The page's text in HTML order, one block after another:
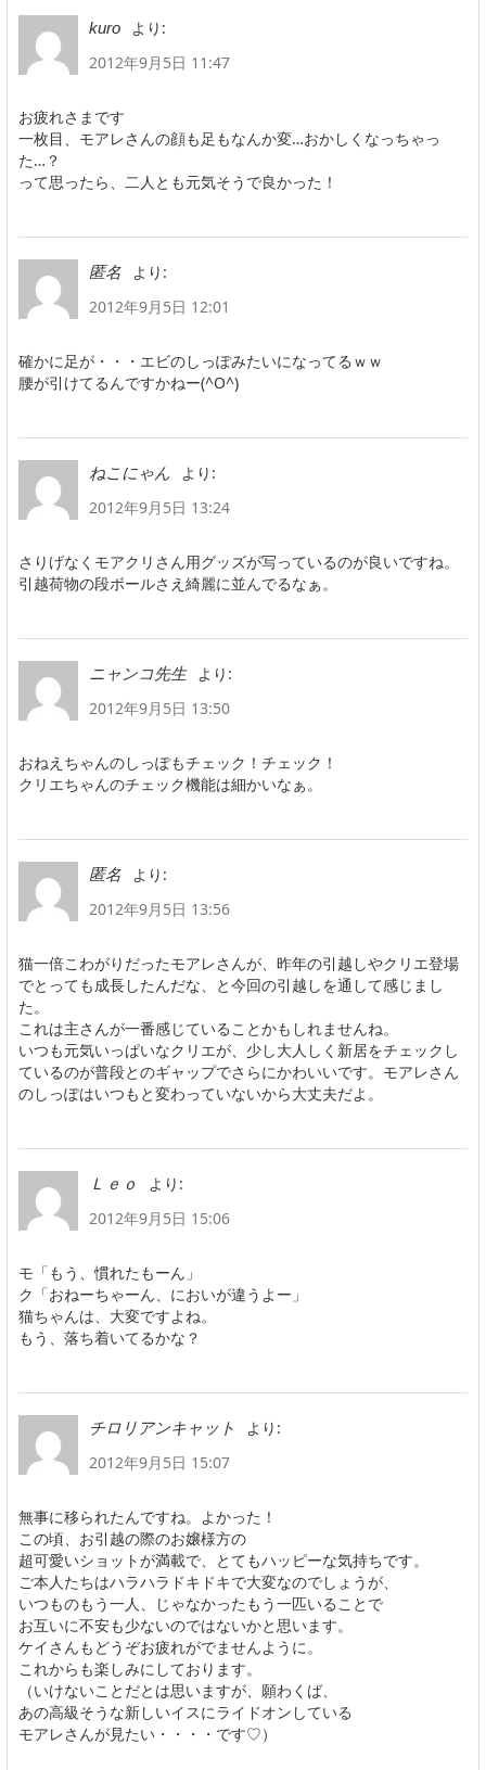
kuro
より:
2012年9月5日 11:47
お疲れさまです
一枚目、モアレさんの顔も足もなんか変…おかしくなっちゃっ
た…？
って思ったら、二人とも元気そうで良かった！
匿名
より:
2012年9月5日 12:01
確かに足が・・・エビのしっぽみたいになってるｗｗ
腰が引けてるんですかねー(^O^)
ねこにゃん
より:
2012年9月5日 13:24
さりげなくモアクリさん用グッズが写っているのが良いですね。
引越荷物の段ボールさえ綺麗に並んでるなぁ。
ニャンコ先生
より:
2012年9月5日 13:50
おねえちゃんのしっぽもチェック！チェック！
クリエちゃんのチェック機能は細かいなぁ。
匿名
より:
2012年9月5日 13:56
猫一倍こわがりだったモアレさんが、昨年の引越しやクリエ登場
でとっても成長したんだな、と今回の引越しを通して感じまし
た。
これは主さんが一番感じていることかもしれませんね。
いつも元気いっぱいなクリエが、少し大人しく新居をチェックし
ているのが普段とのギャップでさらにかわいいです。モアレさん
のしっぽはいつもと変わっていないから大丈夫だよ。
Ｌｅｏ
より:
2012年9月5日 15:06
モ「もう、慣れたもーん」
ク「おねーちゃーん、においが違うよー」
猫ちゃんは、大変ですよね。
もう、落ち着いてるかな？
チロリアンキャット
より:
2012年9月5日 15:07
無事に移られたんですね。よかった！
この頃、お引越の際のお嬢様方の
超可愛いショットが満載で、とてもハッピーな気持ちです。
ご本人たちはハラハラドキドキで大変なのでしょうが、
いつものもう一人、じゃなかったもう一匹いることで
お互いに不安も少ないのではないかと思います。
ケイさんもどうぞお疲れがでませんように。
これからも楽しみにしております。
（いけないことだとは思いますが、願わくば、
あの高級そうな新しいイスにライドオンしている
モアレさんが見たい・・・・です♡）